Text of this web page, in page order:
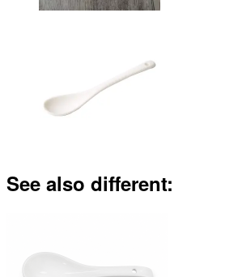
See also different: